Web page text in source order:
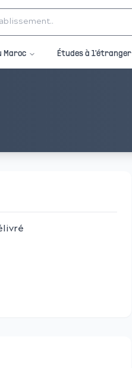
Maroc Études à l'étranger